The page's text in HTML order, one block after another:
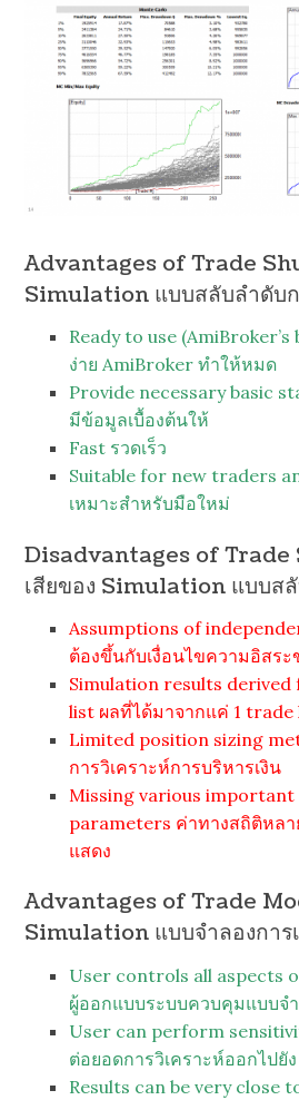
Advantages of Trade
Simulation แบบสลับลำดับก
Ready to use
ง่าย AmiBroker ทำให้หมด
Provide necessary basic
มีข้อมูลเบื้องต้นให้
Fast รวดเร็ว
Suitable for new traders
เหมาะสำหรับมือใหม่
Disadvantages of
เสียของ Simulation แบบส
Assumptions of
ต้องขึ้นกับเงื่อนไขความอิสระ
Simulation results
list ผลที่ได้มาจากแค่ 1 trade
Limited position sizing
การวิเคราะห์การบริหารเงิน
Missing various
parameters ค่าทางสถิติหล
แสดง
Advantages of Trade
Simulation แบบจำลองการ
User controls all aspects
ผู้ออกแบบระบบควบคุมแบบจำ
User can perform
ต่อยอดการวิเคราะห์ออกไปยั
Results can be very close